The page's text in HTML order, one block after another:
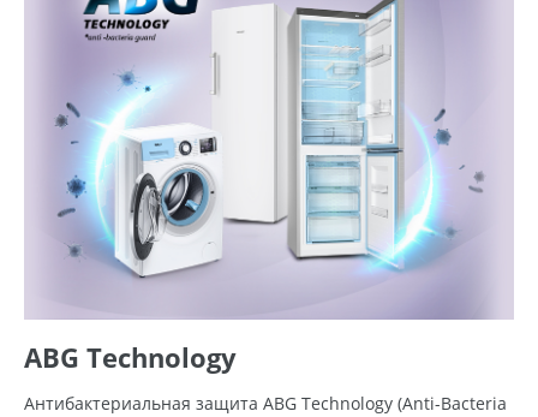
ABG Technology
Антибактериальная защита ABG Technology (Anti-Bacteria